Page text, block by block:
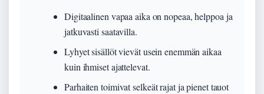
Digitaalinen vapaa aika on nopeaa, helppoa ja
jatkuvasti saatavilla.
Lyhyet sisällöt vievät usein enemmän aikaa
kuin ihmiset ajattelevat.
Parhaiten toimivat selkeät rajat ja pienet tauot